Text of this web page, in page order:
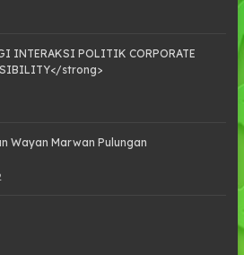
INTERAKSI POLITIK CORPORATE
strong>
Wayan Marwan Pulungan